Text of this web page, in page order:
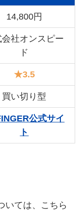
14,800円
会社オンスピー
ド
★3.5
買い切り型
公式サイ
ト
いては、こちら